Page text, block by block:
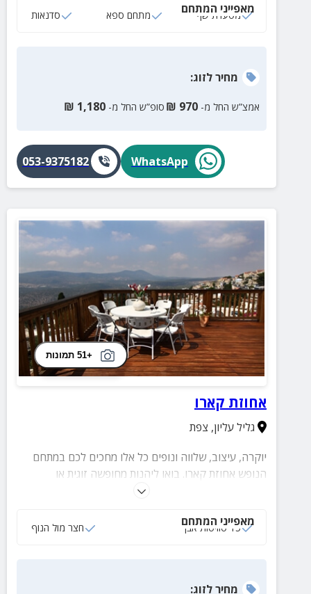
מאפייני המתחם
מסעדת שף מתחם ספא סדנאות
מחירלזוג:
אמצ”ש החל מ- 970
₪ סופ”ש החל מ- 1,180
₪
WhatsApp
053-9375182
+51 תמונות
אחוזת קארו
גליל עליון, צפת
יוקרה, עיצוב, שלווה ונופים כל אלו מחכים לכם במתחם
הנופש אחוזת קארו. בואו ליהנות מחופשה זוגית או
משפחתית בעיר הקסומה צפת.
מאפייני המתחם
15 סוויטות אבן חצר מול הנוף
מחירלזוג: